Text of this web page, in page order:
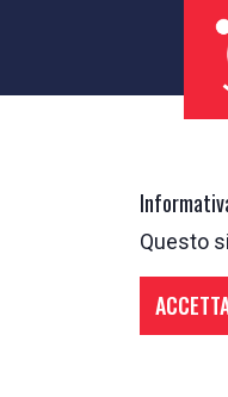
Questo